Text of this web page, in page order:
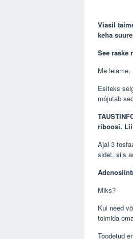
Viasil
keha
See raske
Me leiame,
Esiteks
mõjutab
riboosi.
Ajal 3
sidet, siis
Miks?
Kui need
toimida
Toodetud